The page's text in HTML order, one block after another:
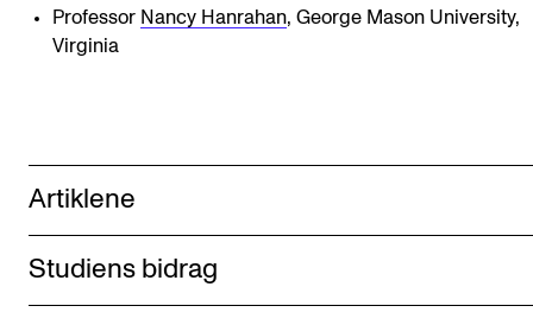
Professor Nancy Hanrahan, George Mason University,
Virginia
Artiklene
Studiens bidrag